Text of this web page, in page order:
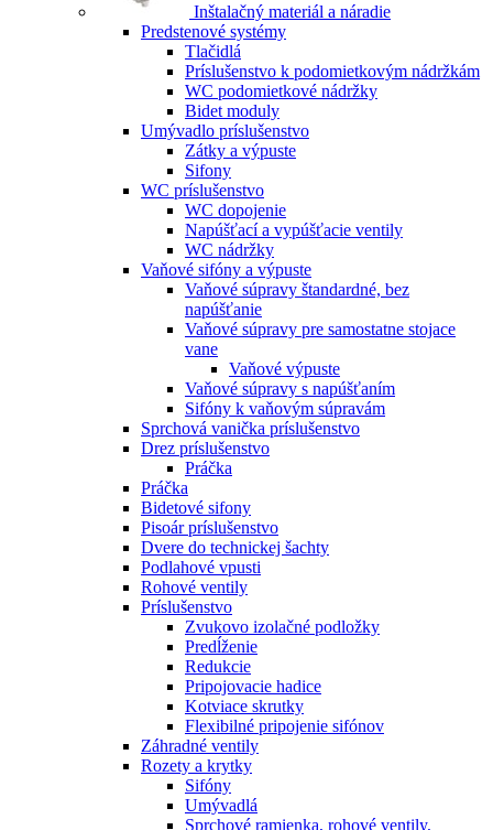
Inštalačný materiál a náradie
Predstenové systémy
Tlačidlá
Príslušenstvo k podomietkovým nádržkám
WC podomietkové nádržky
Bidet moduly
Umývadlo príslušenstvo
Zátky a výpuste
Sifony
WC príslušenstvo
WC dopojenie
Napúšťací a vypúšťacie ventily
WC nádržky
Vaňové sifóny a výpuste
Vaňové súpravy štandardné, bez
napúšťanie
Vaňové súpravy pre samostatne stojace
vane
Vaňové výpuste
Vaňové súpravy s napúšťaním
Sifóny k vaňovým súpravám
Sprchová vanička príslušenstvo
Drez príslušenstvo
Práčka
Práčka
Bidetové sifony
Pisoár príslušenstvo
Dvere do technickej šachty
Podlahové vpusti
Rohové ventily
Príslušenstvo
Zvukovo izolačné podložky
Predĺženie
Redukcie
Pripojovacie hadice
Kotviace skrutky
Flexibilné pripojenie sifónov
Záhradné ventily
Rozety a krytky
Sifóny
Umývadlá
Sprchové ramienka, rohové ventily,